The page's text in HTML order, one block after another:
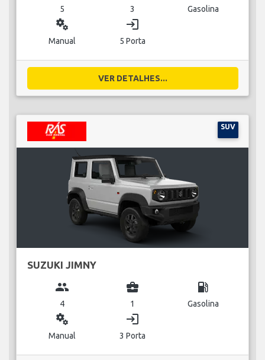
5 3 Gasolina
miscellaneous_services
Manual
login
5 Porta
VER DETALHES...
SUV
SUZUKI JIMNY
group
4
business_center
1
local_gas_station
Gasolina
miscellaneous_services
Manual
login
3 Porta